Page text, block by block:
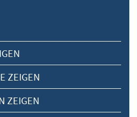
ZEIGEN
ZEIGEN